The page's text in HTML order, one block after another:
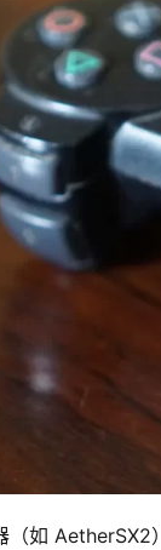
（如